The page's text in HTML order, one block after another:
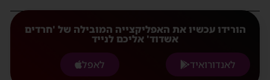
הורידו עכשיו את האפליקצייה המובילה של 'חרדים
אשדוד' אליכם לנייד
לאנדורואיד
לאפל